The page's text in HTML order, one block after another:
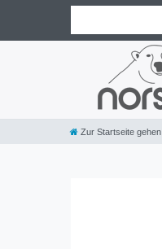
Zur Startseite gehen